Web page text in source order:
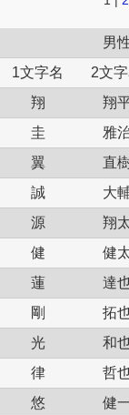
男
1文字名 2文
翔 翔
圭 雅
翼 直
誠 大
源 翔
健 健
蓮 達
剛 拓
光 和
律 哲
悠 健